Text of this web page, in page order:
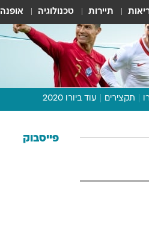
תיירות טכנולוגיה אופנה
תקצירים עוד ביורו 2020
תכנית היורו פייסבוק